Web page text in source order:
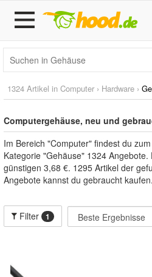
1324 Artikel in Computer › Hardware ›
Computergehäuse, neu und
Im Bereich "Computer" findest du
Kategorie "Gehäuse" 1324
günstigen 3,68 €. 1295 Artikel der
Angebote kannst du gebraucht kaufen.
Filter 1